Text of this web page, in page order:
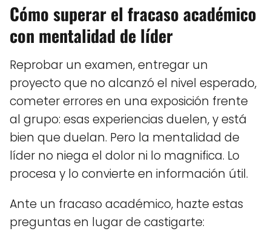
Cómo superar el fracaso académico
con mentalidad de líder
Reprobar un examen, entregar un
proyecto que no alcanzó el nivel esperado,
cometer errores en una exposición frente
al grupo: esas experiencias duelen, y está
bien que duelan. Pero la mentalidad de
líder no niega el dolor ni lo magnifica. Lo
procesa y lo convierte en información útil.
Ante un fracaso académico, hazte estas
preguntas en lugar de castigarte: